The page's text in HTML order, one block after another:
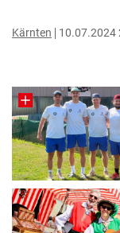
Kärnten 10.07.2024